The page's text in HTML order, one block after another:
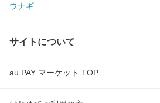
ウナギ
サイトについて
au PAY マーケット TOP